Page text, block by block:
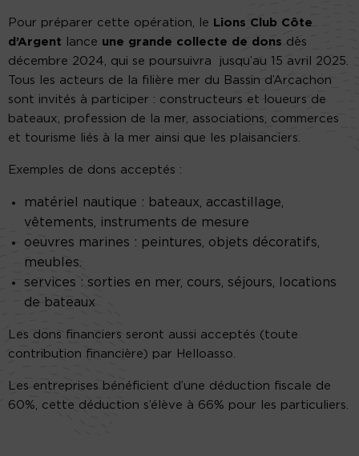
Pour préparer cette opération, le Lions Club Côte
d’Argent
lance une grande collecte de dons dès
décembre 2024, qui se poursuivra jusqu’au 15 avril 2025.
Tous les acteurs de la filière mer du Bassin d’Arcachon
sont invités à participer : constructeurs et loueurs de
bateaux, profession de la mer, associations, commerces
et tourisme liés à la mer ainsi que les plaisanciers.
Exemples de dons acceptés :
matériel nautique : bateaux, accastillage,
vêtements, instruments de mesure
oeuvres marines : peintures, objets décoratifs,
meubles.
services : sorties en mer, cours, séjours, locations
de bateaux
Les dons financiers seront aussi acceptés (toute
contribution financière) par Helloasso.
Les entreprises bénéficient d’une déduction fiscale de
60%, cette déduction s’élève à 66% pour les particuliers.